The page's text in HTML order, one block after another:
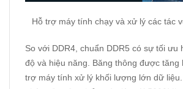
Hỗ trợ máy tính chạy và xử lý các tác
So với DDR4, chuẩn DDR5 có sự tối ưu
độ và hiệu năng. Băng thông được tăng
trợ máy tính xử lý khối lượng lớn dữ